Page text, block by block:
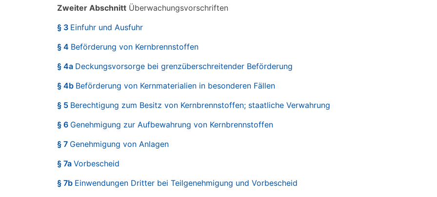
Zweiter Abschnitt Überwachungsvorschriften
§ 3 Einfuhr und Ausfuhr
§ 4 Beförderung von Kernbrennstoffen
§ 4a Deckungsvorsorge bei grenzüberschreitender Beförderung
§ 4b Beförderung von Kernmaterialien in besonderen Fällen
§ 5 Berechtigung zum Besitz von Kernbrennstoffen; staatliche Verwahrung
§ 6 Genehmigung zur Aufbewahrung von Kernbrennstoffen
§ 7 Genehmigung von Anlagen
§ 7a Vorbescheid
§ 7b Einwendungen Dritter bei Teilgenehmigung und Vorbescheid